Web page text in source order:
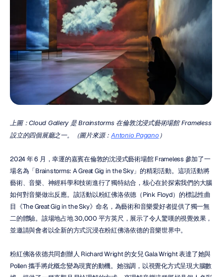
上圖：Cloud Gallery 是 Brainstorms 在倫敦沈浸式藝術場館 Frameless
設立的四個展廳之一。（圖片來源： Antonio Pagano）
2024 年 6 月，幸運的嘉賓在倫敦的沈浸式藝術場館 Frameless 參加了一
場名為「Brainstorms: A Great Gig in the Sky」的精彩活動。這項活動將
藝術、音樂、神經科學和技術進行了獨特結合，核心在於探索我們的大腦
如何對音樂做出反應。該活動以粉紅佛洛依德（Pink Floyd）的標誌性曲
目《The Great Gig in the Sky》命名，為藝術和音樂愛好者提供了獨一無
二的體驗。該場地占地 30,000 平方英尺，展示了令人驚嘆的視覺效果，
並邀請與會者以全新的方式沉浸在粉紅佛洛依德的音樂世界中。
粉紅佛洛依德共同創辦人 Richard Wright 的女兒 Gala Wright 表達了她與
Pollen 攜手將此概念變為現實的動機。她強調，以視覺化方式呈現大腦數